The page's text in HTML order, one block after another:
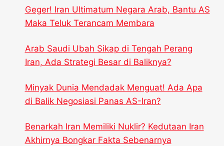
SEL
Geger! Iran Ultimatum Negara Arab, Bantu AS
Maka Teluk Terancam Membara
Arab Saudi Ubah Sikap di Tengah Perang
Iran, Ada Strategi Besar di Baliknya?
Minyak Dunia Mendadak Menguat! Ada Apa
di Balik Negosiasi Panas AS-Iran?
Benarkah Iran Memiliki Nuklir? Kedutaan Iran
Akhirnya Bongkar Fakta Sebenarnya